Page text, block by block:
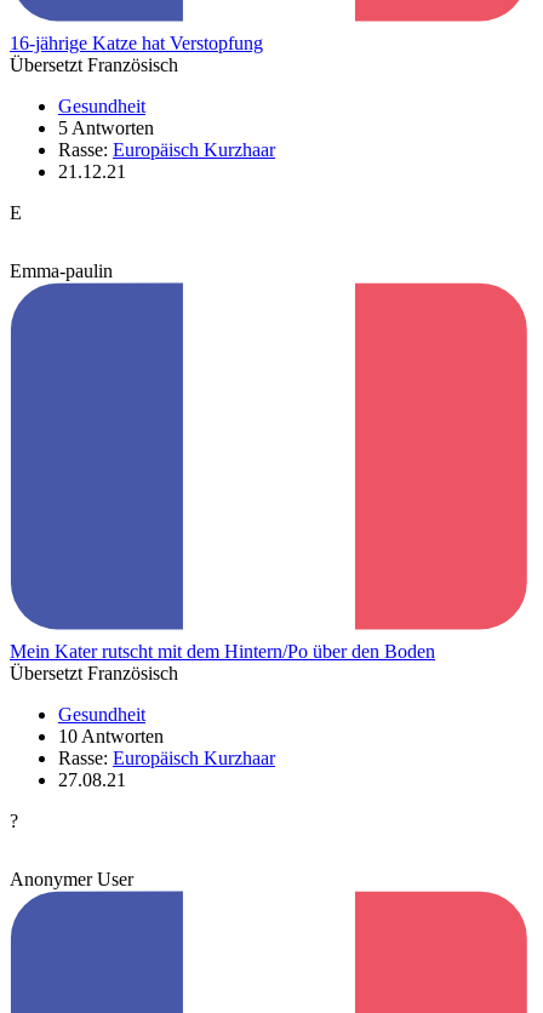
16-jährige Katze hat Verstopfung
Übersetzt Französisch
Gesundheit
5 Antworten
Rasse: Europäisch Kurzhaar
21.12.21
E
Emma-paulin
Mein Kater rutscht mit dem Hintern/Po über den Boden
Übersetzt Französisch
Gesundheit
10 Antworten
Rasse: Europäisch Kurzhaar
27.08.21
?
Anonymer User